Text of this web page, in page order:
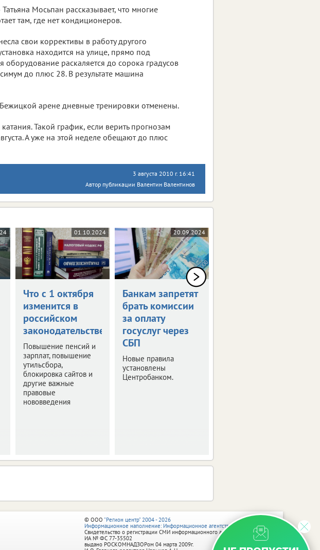
Мосьпан рассказывает, что многие
там, где нет кондиционеров.
свои коррективы в работу другого
находится на улице, прямо под
раскаляется до сорока градусов
до плюс 28. В результате машина
арене дневные тренировки отменены.
Такой график, если верить прогнозам
А уже на этой неделе обещают до плюс
3 августа 2010 г. 16:41
Автор публикации Валентин Валентинов
01.10.2024
Что с 1 октября
изменится в
российском
законодательстве
Повышение пенсий и
зарплат, повышение
утильсбора,
блокировка сайтов и
другие важные
правовые
нововведения
20.09.2024
Банкам запретят
брать комиссии
за оплату
госуслуг через
СБП
Новые правила
установлены
Центробанком.
© ООО "Регион центр" 2004 - 2026
Информационное наполнение: Информационное агентство vRossii.ru
Свидетельство о регистрации СМИ информационного агентства vRossii.ru
ИА № ФС 77‑35502
выдано РОСКОМНАДЗОРом 04 марта 2009г.